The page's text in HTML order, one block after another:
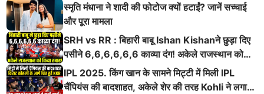
स्मृति मंधाना ने शादी की फोटोज क्यों हटाईं? जानें सच्चाई
और पूरा मामला
SRH vs RR : बिहारी बाबू Ishan Kishanने छुड़ा दिए
पसीने 6,6,6,6,6,6 काव्या दंग! अकेले राजस्थान को
किया तबाह!
IPL 2025. किंग खान के सामने मिट्टी में मिली IPL
चैंपियंस की बादशाहत, अकेले शेर की तरह Kohli ने लगाई